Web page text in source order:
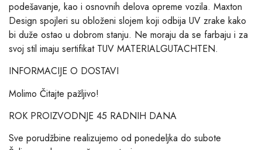
podešavanje, kao i osnovnih delova opreme vozila. Maxton
Design spojleri su obloženi slojem koji odbija UV zrake kako
bi duže ostao u dobrom stanju. Ne moraju da se farbaju i za
svoj stil imaju sertifikat TUV MATERIALGUTACHTEN.
INFORMACIJE O DOSTAVI
Molimo Čitajte pažljivo!
ROK PROIZVODNJE 45 RADNIH DANA
Sve porudžbine realizujemo od ponedeljka do subote